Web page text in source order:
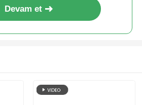
Devam et